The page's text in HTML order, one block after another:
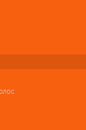
SLT60P-1/200